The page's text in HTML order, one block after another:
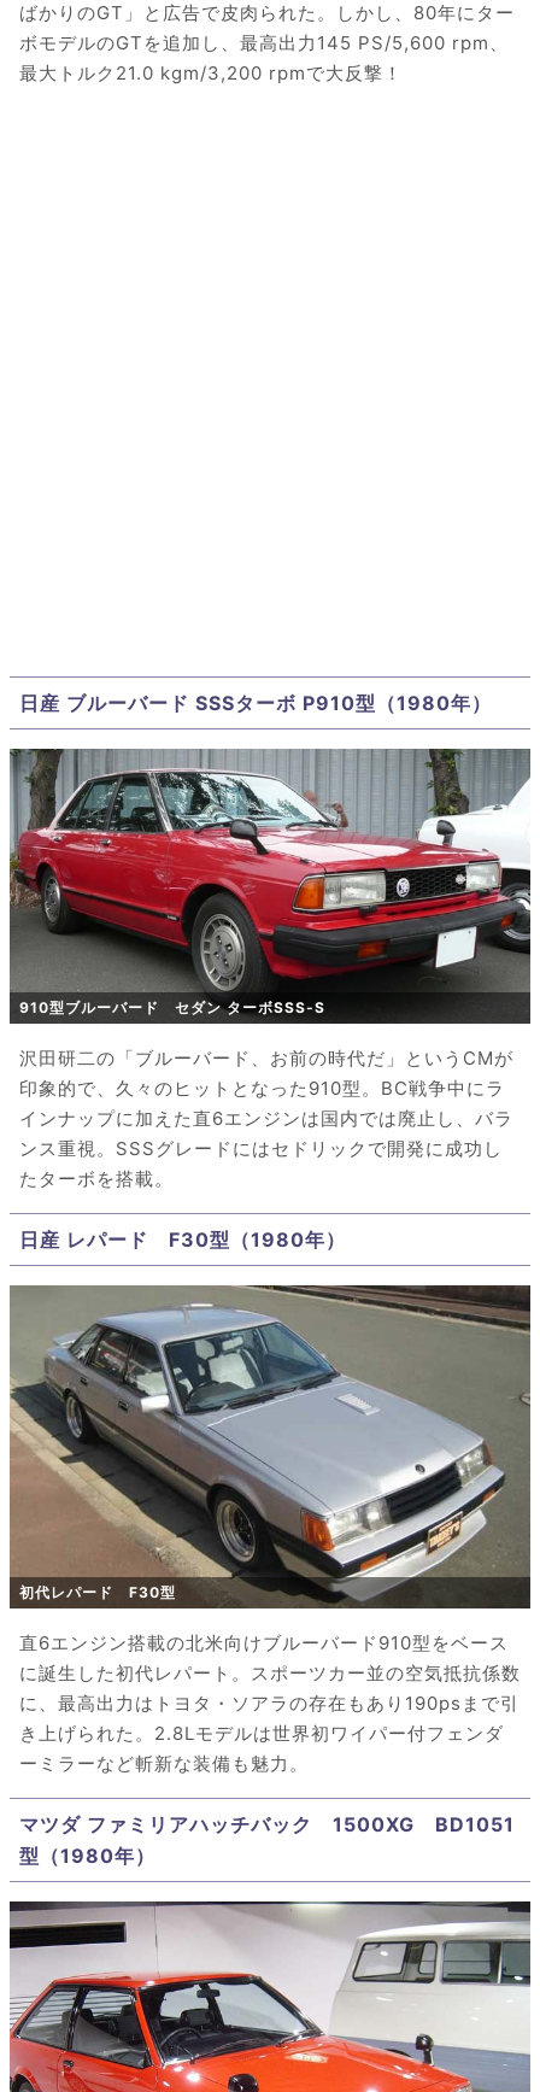
ばかりのGT」と広告で皮肉られた。しかし、80年にター
ボモデルのGTを追加し、最高出力145 PS/5,600 rpm、
最大トルク21.0 kgm/3,200 rpmで大反撃！
日産 ブルーバード SSSターボ P910型（1980年）
910型ブルーバード セダン ターボSSS-S
沢田研二の「ブルーバード、お前の時代だ」というCMが
印象的で、久々のヒットとなった910型。BC戦争中にラ
インナップに加えた直6エンジンは国内では廃止し、バラ
ンス重視。SSSグレードにはセドリックで開発に成功し
たターボを搭載。
日産 レパード F30型（1980年）
初代レパード F30型
直6エンジン搭載の北米向けブルーバード910型をベース
に誕生した初代レパート。スポーツカー並の空気抵抗係数
に、最高出力はトヨタ・ソアラの存在もあり190psまで引
き上げられた。2.8Lモデルは世界初ワイパー付フェンダ
ーミラーなど斬新な装備も魅力。
マツダ ファミリアハッチバック 1500XG BD1051
型（1980年）